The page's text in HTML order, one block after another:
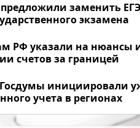
заменить
экзамена
РФ указали на нюансы
счетов за границей
инициировали
учета в регионах